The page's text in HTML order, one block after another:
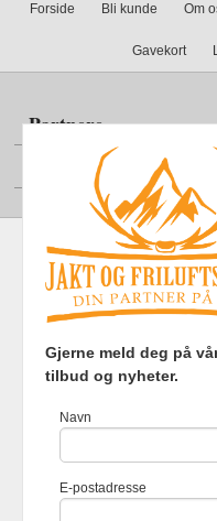
Forside Bli kunde Om
Gavekort
Partnere
Din konto
Frakt
du får en
Gjerne meld deg på
tilbud og nyheter.
Navn
E-postadresse